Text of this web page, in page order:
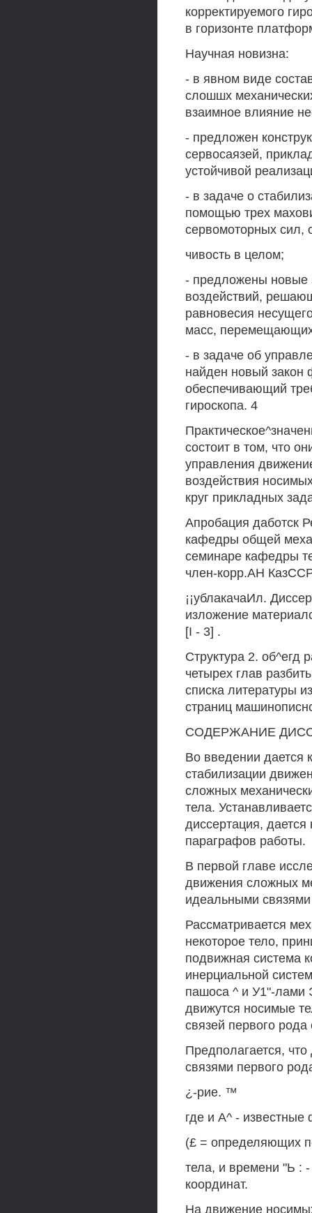
корректируемого
в горизонте
Научная новизна:
- в явном виде
слошшх
взаимное влияние
- предложен
сервосаязей,
устойчивой
- в задаче о
помощью трех
сервомоторных сил,
чивость в целом;
- предложены новые
воздействий,
равновесия
масс,
- в задаче об
найден новый закон
обеспечивающий
гироскопа. 4
состоит в том, что
управления
воздействия
круг прикладных
Апробация даботск
кафедры общей
семинаре кафедры
член-корр.АН
¡¡ублакачаИл.
изложение
[I - 3] .
Структура 2. об^егд
четырех глав
списка литературы
страниц
СОДЕРЖАНИЕ
Во введении дается
стабилизации
сложных
тела.
диссертация,
параграфов работы.
В первой главе
движения сложных
идеальными связями
Рассматривается
некоторое тело,
подвижная система
инерциальной
пашоса ^ и У1"-лами
движутся носимые
связей первого
Предполагается,
связями первого
¿-рие. ™
где и А^ - известные
(£ = определяющих
тела, и времени "Ь :
координат.
На движение